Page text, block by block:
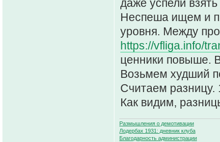
даже успели
Неспеша ищем и
уровня. Между
https://vfliga.info/
ценники повыше.
Возьмем худший
Считаем
Как видим,
Размышления о демотивации
Лодербах 1931: дневник клуба
Благодарность администрации